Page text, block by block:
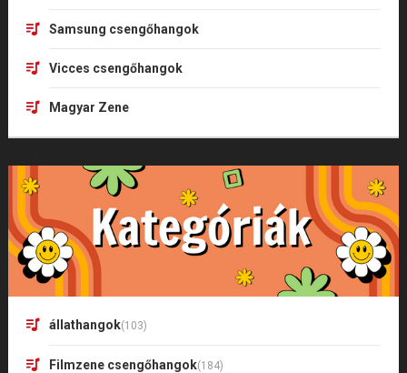
Samsung csengőhangok
Vicces csengőhangok
Magyar Zene
állathangok(103)
Filmzene csengőhangok(184)